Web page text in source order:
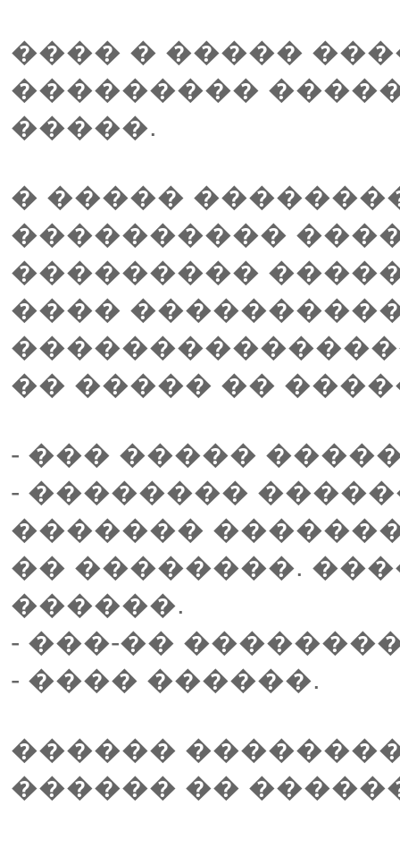
���� � �����
���������
�����.
� �����
����������
���������
����
�� ����� ��
- ��� �����
- ��������
�������
�� ��������.
������.
- ���-��
- ���� ������.
������
������ ��